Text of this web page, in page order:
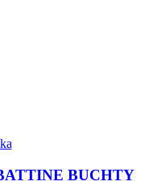
BUCHTY